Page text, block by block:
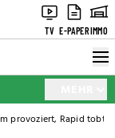
TV E-PAPERIMMO
provoziert, Rapid tobt